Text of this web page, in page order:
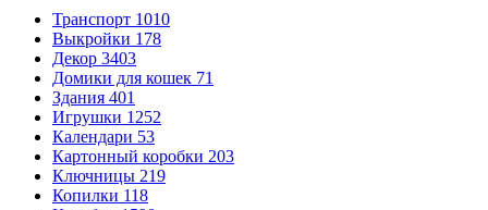
Транспорт 1010
Выкройки 178
Декор 3403
Домики для кошек 71
Здания 401
Игрушки 1252
Календари 53
Картонный коробки 203
Ключницы 219
Копилки 118